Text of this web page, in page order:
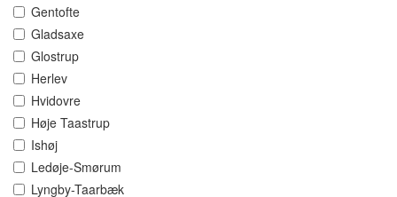
Gentofte
Gladsaxe
Glostrup
Herlev
Hvidovre
Høje Taastrup
Ishøj
Ledøje-Smørum
Lyngby-Taarbæk